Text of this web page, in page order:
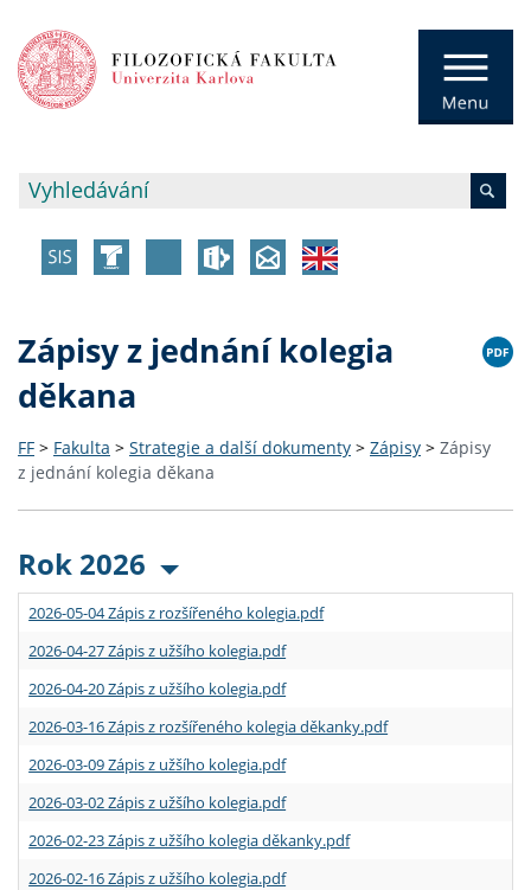
Zápisy z jednání kolegia
děkana
FF > Fakulta > Strategie a další dokumenty > Zápisy > Zápisy
z jednání kolegia děkana
Rok 2026
2026-05-04 Zápis z rozšířeného kolegia.pdf
2026-04-27 Zápis z užšího kolegia.pdf
2026-04-20 Zápis z užšího kolegia.pdf
2026-03-16 Zápis z rozšířeného kolegia děkanky.pdf
2026-03-09 Zápis z užšího kolegia.pdf
2026-03-02 Zápis z užšího kolegia.pdf
2026-02-23 Zápis z užšího kolegia děkanky.pdf
2026-02-16 Zápis z užšího kolegia.pdf